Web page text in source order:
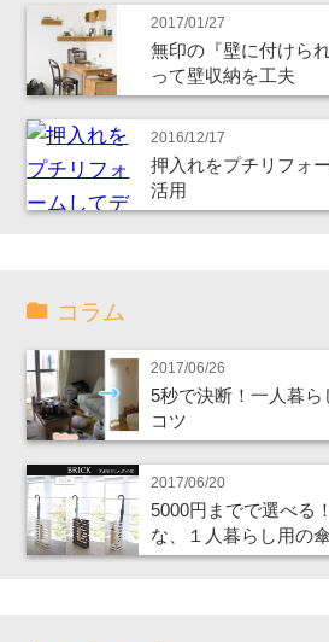
2017/01/27
無印の『壁に付けら
って壁収納を工夫
2016/12/17
押入れをプチリフォ
活用
コラム
2017/06/26
5秒で決断！一人暮
コツ
2017/06/20
5000円までで選べる
な、１人暮らし用の